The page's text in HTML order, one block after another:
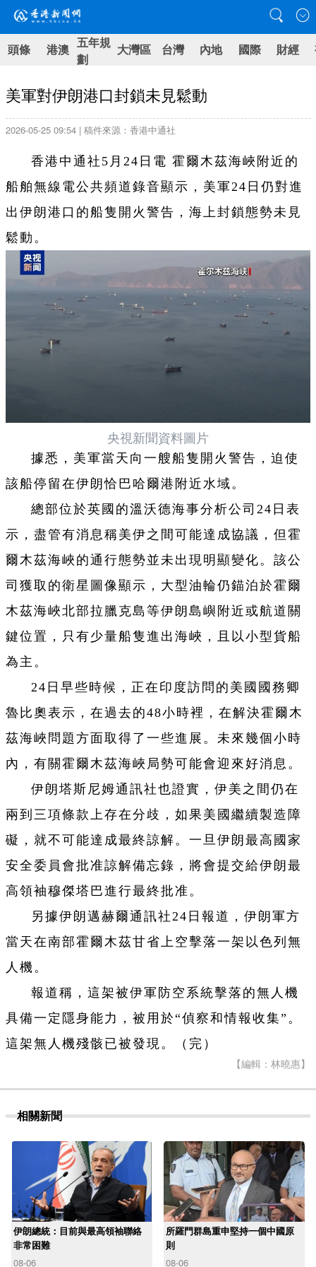
頭條 港澳 五年規
劃
大灣區 台灣 內地 國際 財經
美軍對伊朗港口封鎖未見鬆動
2026-05-25 09:54 | 稿件來源：香港中通社
香港中通社5月24日電 霍爾木茲海峽附近的
船舶無線電公共頻道錄音顯示，美軍24日仍對進
出伊朗港口的船隻開火警告，海上封鎖態勢未見
鬆動。
央視新聞資料圖片
據悉，美軍當天向一艘船隻開火警告，迫使
該船停留在伊朗恰巴哈爾港附近水域。
總部位於英國的溫沃德海事分析公司24日表
示，盡管有消息稱美伊之間可能達成協議，但霍
爾木茲海峽的通行態勢並未出現明顯變化。該公
司獲取的衛星圖像顯示，大型油輪仍錨泊於霍爾
木茲海峽北部拉臘克島等伊朗島嶼附近或航道關
鍵位置，只有少量船隻進出海峽，且以小型貨船
為主。
24日早些時候，正在印度訪問的美國國務卿
魯比奧表示，在過去的48小時裡，在解決霍爾木
茲海峽問題方面取得了一些進展。未來幾個小時
內，有關霍爾木茲海峽局勢可能會迎來好消息。
伊朗塔斯尼姆通訊社也證實，伊美之間仍在
兩到三項條款上存在分歧，如果美國繼續製造障
礙，就不可能達成最終諒解。一旦伊朗最高國家
安全委員會批准諒解備忘錄，將會提交給伊朗最
高領袖穆傑塔巴進行最終批准。
另據伊朗邁赫爾通訊社24日報道，伊朗軍方
當天在南部霍爾木茲甘省上空擊落一架以色列無
人機。
報道稱，這架被伊軍防空系統擊落的無人機
具備一定隱身能力，被用於“偵察和情報收集”。
這架無人機殘骸已被發現。（完）
【編輯：林曉惠】
相關新聞
伊朗總統：目前與最高領袖聯絡
非常困難
08-06
所羅門群島重申堅持一個中國原
則
08-06